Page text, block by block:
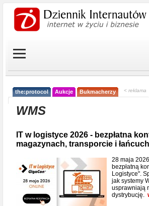
the:protocol Aukcje Bukmacherzy < reklama
WMS
IT w logistyce 2026 - bezpłatna
magazynach, transporcie i
28 maja
bezpłatną
Logistyce".
jak systemy
usprawniają
dystrybucję.